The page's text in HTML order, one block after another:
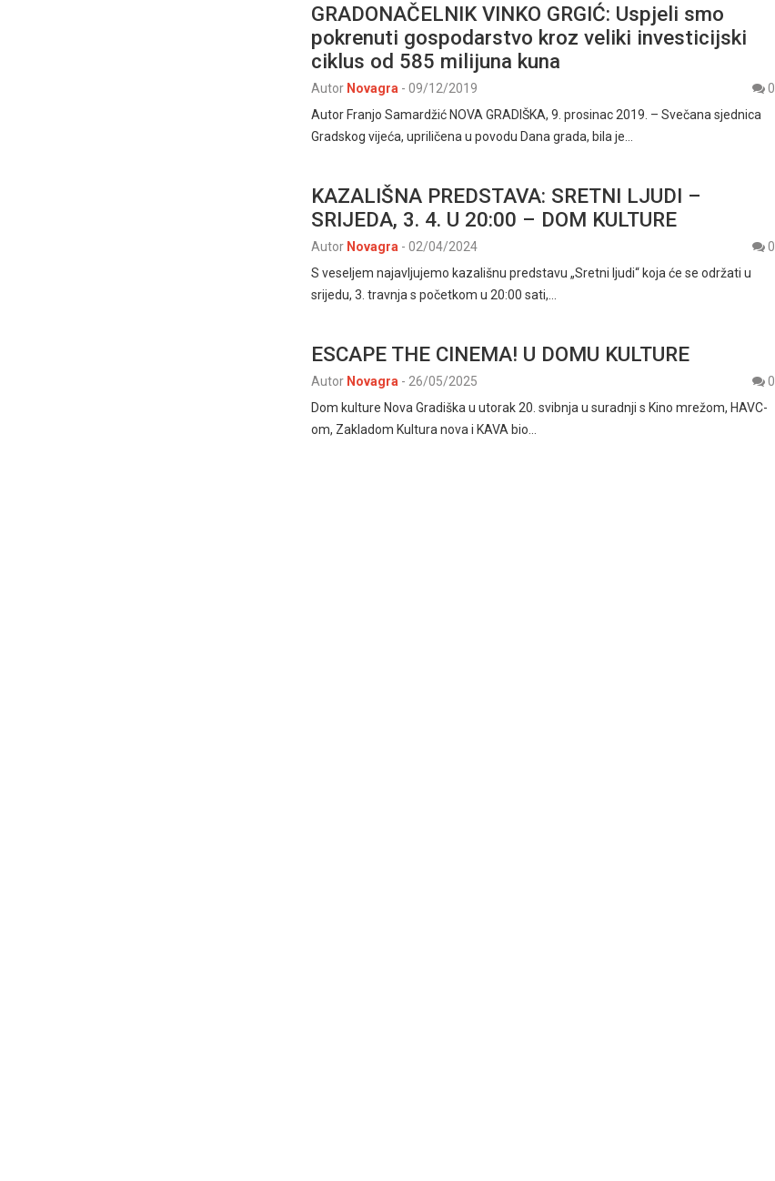
GRADONAČELNIK VINKO GRGIĆ: Uspjeli smo
pokrenuti gospodarstvo kroz veliki investicijski
ciklus od 585 milijuna kuna
Autor Novagra - 09/12/2019
0
Autor Franjo Samardžić NOVA GRADIŠKA, 9. prosinac 2019. – Svečana sjednica
Gradskog vijeća, upriličena u povodu Dana grada, bila je…
KAZALIŠNA PREDSTAVA: SRETNI LJUDI –
SRIJEDA, 3. 4. U 20:00 – DOM KULTURE
Autor Novagra - 02/04/2024
0
S veseljem najavljujemo kazališnu predstavu „Sretni ljudi“ koja će se održati u
srijedu, 3. travnja s početkom u 20:00 sati,…
ESCAPE THE CINEMA! U DOMU KULTURE
Autor Novagra - 26/05/2025
0
Dom kulture Nova Gradiška u utorak 20. svibnja u suradnji s Kino mrežom, HAVC-
om, Zakladom Kultura nova i KAVA bio…